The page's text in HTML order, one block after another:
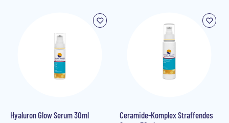
Hyaluron Glow Serum 30ml
Ceramide-Komplex Straffendes